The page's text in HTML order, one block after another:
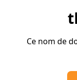
Ce nom de